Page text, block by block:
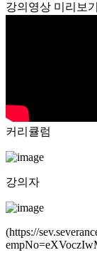
강의영상 미리보기
커리큘럼
강의자
(https://